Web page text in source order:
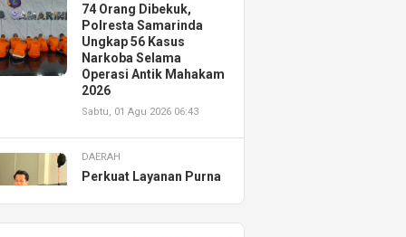
74 Orang Dibekuk,
Polresta Samarinda
Ungkap 56 Kasus
Narkoba Selama
Operasi Antik Mahakam
2026
Sabtu, 01 Agu 2026 06:43
DAERAH
Perkuat Layanan Purna
Resmikan AHASS